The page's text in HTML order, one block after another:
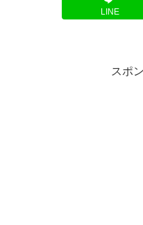
LINE
スポ